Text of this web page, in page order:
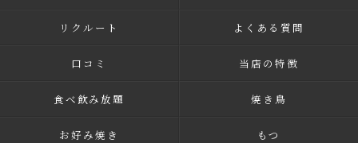
リクルート よくある質問
口コミ 当店の特徴
食べ飲み放題 焼き鳥
お好み焼き もつ